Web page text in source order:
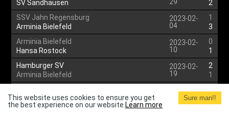
SV Sandhausen
2
SSV Jahn Regensburg
Arminia Bielefeld
2023-02-
04
1
3
Arminia Bielefeld
Hansa Rostock
2023-02-
10
0
1
Hamburger SV
Arminia Bielefeld
2023-02-
19
2
1
1. FC Heidenheim
2023-02-
1
This website uses cookies to ensure you get
the best experience on our website. Learn more
Sure man!!